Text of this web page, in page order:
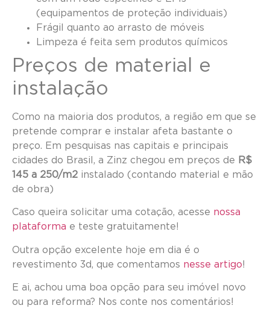
(equipamentos de proteção individuais)
Frágil quanto ao arrasto de móveis
Limpeza é feita sem produtos químicos
Preços de material e
instalação
Como na maioria dos produtos, a região em que se
pretende comprar e instalar afeta bastante o
preço. Em pesquisas nas capitais e principais
cidades do Brasil, a Zinz chegou em preços de R$
145 a 250/m2 instalado (contando material e mão
de obra)
Caso queira solicitar uma cotação, acesse nossa
plataforma e teste gratuitamente!
Outra opção excelente hoje em dia é o
revestimento 3d, que comentamos nesse artigo!
E ai, achou uma boa opção para seu imóvel novo
ou para reforma? Nos conte nos comentários!